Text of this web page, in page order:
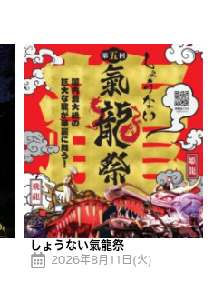
しょうない氣龍祭
2026年8月11日(火)